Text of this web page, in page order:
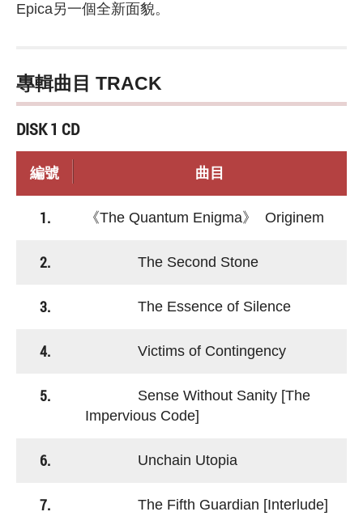
Epica另一個全新面貌。
專輯曲目 TRACK
DISK 1 CD
編號 曲目
1. 《The Quantum Enigma》 Originem
2. The Second Stone
3. The Essence of Silence
4. Victims of Contingency
5.
Sense Without Sanity [The
Impervious Code]
6. Unchain Utopia
7. The Fifth Guardian [Interlude]